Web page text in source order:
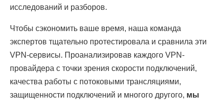
исследований и разборов.
Чтобы сэкономить ваше время, наша команда
экспертов тщательно протестировала и сравнила эти
VPN-сервисы. Проанализировав каждого VPN-
провайдера с точки зрения скорости подключений,
качества работы с потоковыми трансляциями,
защищенности подключений и многого другого, мы